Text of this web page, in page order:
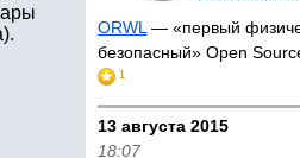
ORWL — «первый
безопасный» Open
1
13 августа 2015
18:07